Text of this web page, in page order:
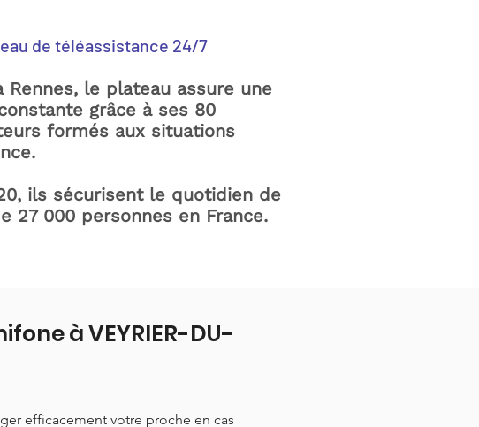
de téléassistance 24/7
Rennes, le plateau assure une
grâce à ses 80
formés aux situations
ils sécurisent le quotidien de
27 000 personnes en France.
à VEYRIER-DU-
efficacement votre proche en cas